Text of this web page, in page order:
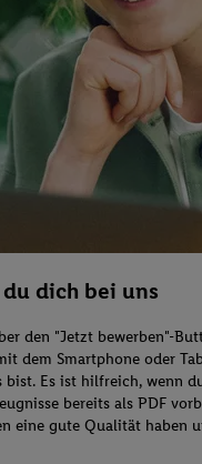
dich bei uns
den "Jetzt bewerben"-
dem Smartphone oder
bist. Es ist hilfreich, wenn
bereits als PDF
eine gute Qualität haben